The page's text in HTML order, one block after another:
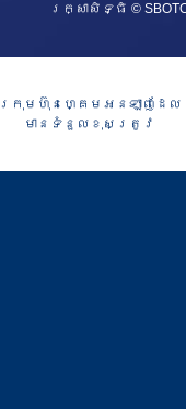
រក្សាសិទ្ធិ ©
ក្រុមហ៊ុនហ្គេមអនឡាញដែល
មានទំនួលខុសត្រូវ